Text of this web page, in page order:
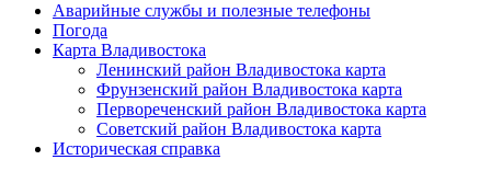
Аварийные службы и полезные телефоны
Погода
Карта Владивостока
Ленинский район Владивостока карта
Фрунзенский район Владивостока карта
Первореченский район Владивостока карта
Советский район Владивостока карта
Историческая справка